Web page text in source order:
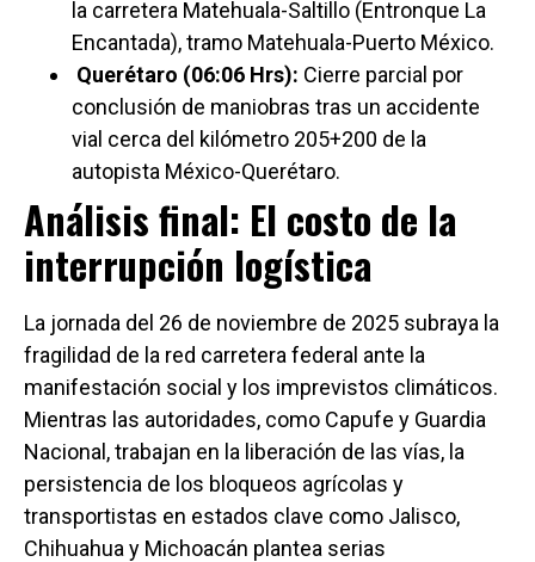
la carretera Matehuala-Saltillo (Entronque La
Encantada), tramo Matehuala-Puerto México.
Querétaro (06:06 Hrs): Cierre parcial por
conclusión de maniobras tras un accidente
vial cerca del kilómetro 205+200 de la
autopista México-Querétaro.
Análisis final: El costo de la
interrupción logística
La jornada del 26 de noviembre de 2025 subraya la
fragilidad de la red carretera federal ante la
manifestación social y los imprevistos climáticos.
Mientras las autoridades, como Capufe y Guardia
Nacional, trabajan en la liberación de las vías, la
persistencia de los bloqueos agrícolas y
transportistas en estados clave como Jalisco,
Chihuahua y Michoacán plantea serias